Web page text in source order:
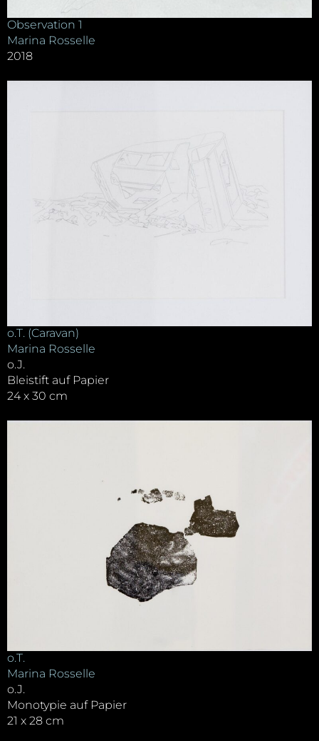
Observation 1
Marina Rosselle
2018
o.T. (Caravan)
Marina Rosselle
o.J.
Bleistift auf Papier
24 x 30 cm
o.T.
Marina Rosselle
o.J.
Monotypie auf Papier
21 x 28 cm